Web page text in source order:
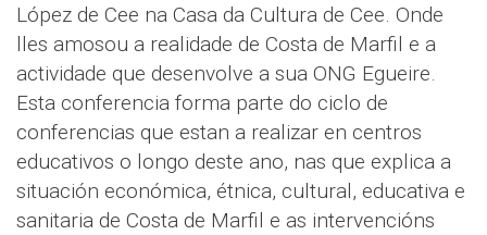
López de Cee na Casa da Cultura de Cee. Onde
lles amosou a realidade de Costa de Marfil e a
actividade que desenvolve a sua ONG Egueire.
Esta conferencia forma parte do ciclo de
conferencias que estan a realizar en centros
educativos o longo deste ano, nas que explica a
situación económica, étnica, cultural, educativa e
sanitaria de Costa de Marfil e as intervencións